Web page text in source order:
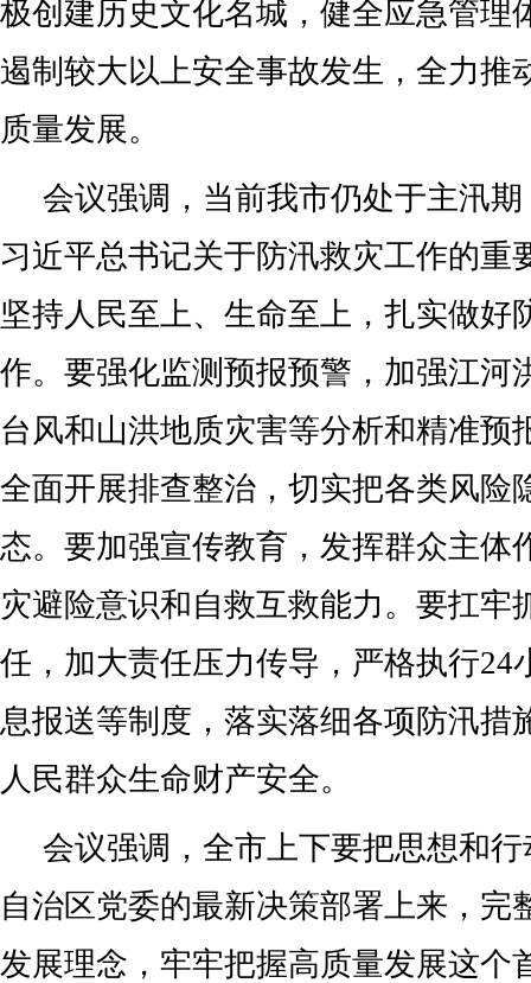
极创建历史文化名城，健全应急管理
遏制较大以上安全事故发生，全力推
质量发展。
会议强调，当前我市仍处于主汛
习近平总书记关于防汛救灾工作的重
坚持人民至上、生命至上，扎实做好
作。要强化监测预报预警，加强江河
台风和山洪地质灾害等分析和精准预
全面开展排查整治，切实把各类风险
态。要加强宣传教育，发挥群众主体
灾避险意识和自救互救能力。要扛牢
任，加大责任压力传导，严格执行24
息报送等制度，落实落细各项防汛措
人民群众生命财产安全。
会议强调，全市上下要把思想和
自治区党委的最新决策部署上来，完
发展理念，牢牢把握高质量发展这个